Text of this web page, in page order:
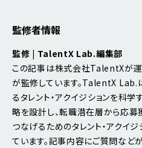
監修者情報
監修 | TalentX Lab.編集部
この記事は株式会社TalentXが
が監修しています。TalentX
るタレント・アクイジションを科
略を設計し、転職潜在層から応募
つなげるためのタレント・アクイ
ています。記事内容にご質問など